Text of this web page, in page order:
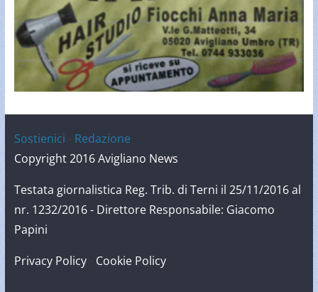
Sostienici
Redazione
Copyright 2016 Avigliano News
Testata giornalistica Reg. Trib. di Terni il 25/11/2016 al
nr. 1232/2016 - Direttore Responsabile: Giacomo
Papini
Privacy Policy- Cookie Policy